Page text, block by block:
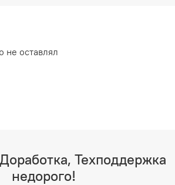
не оставлял
Техподдержка
недорого!